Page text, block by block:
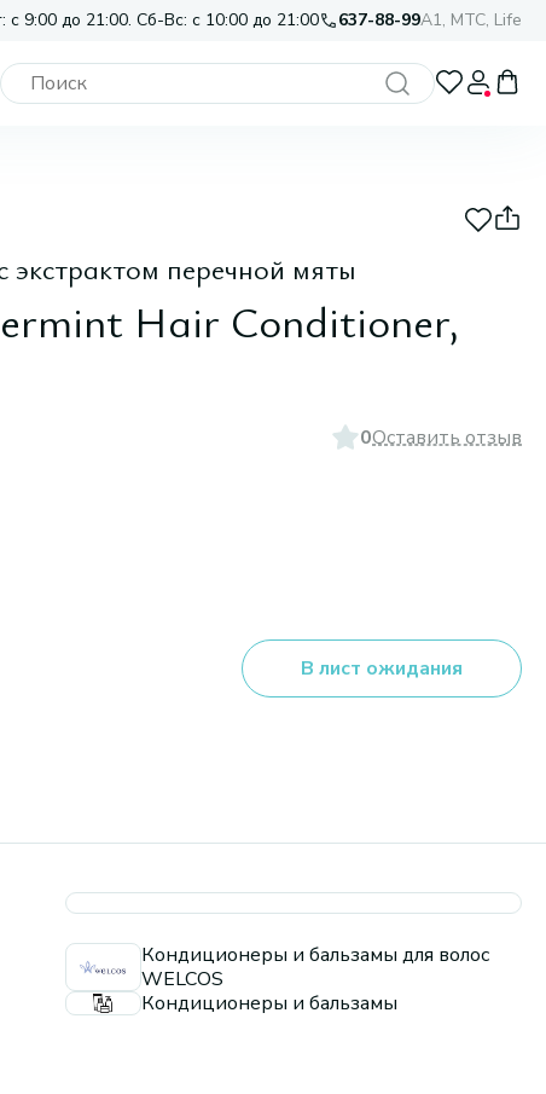
с 9:00 до 21:00. Сб-Вс: с 10:00 до 21:00 637-88-99A1, МТС, Life
экстрактом перечной мяты
Hair Conditioner,
0Оставить отзыв
В лист ожидания
Кондиционеры и бальзамы для волос
WELCOS
Кондиционеры и бальзамы